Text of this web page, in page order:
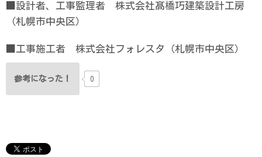
■設計者、工事監理者 株式会社髙橋巧建築設計工房
（札幌市中央区）
■工事施工者 株式会社フォレスタ（札幌市中央区）
参考になった！ 0